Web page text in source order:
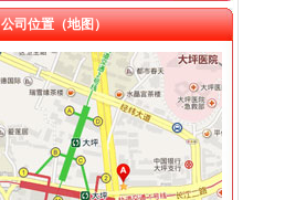
重庆安赐商贸有限公司 渝江10万 （工商注册）
重庆市冰岛科技发展有限公司 渝沙50万 （进出口
重庆华康假肢矫形有限公司 渝中120万 （增资）
公司位置（地图）
海棠溪